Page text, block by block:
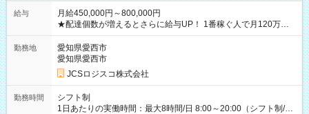
給与
月給450,000円～800,000円
★配達個数が増えるとさらに給与UP！ 1番稼ぐ人で月120万ほ
ど！ ・主要都市エリア 月収55万円／週5日稼働 月収65万~112
万円／週6日稼働 ・地方郊外エリア 月収40万円／週5日稼働 月
収40万円~50万円／週6日稼働 ＜モデルイメージ＞ ■月収50万
円 (27歳男性/江東区在住)※元建築関係 1日150個配達×25日勤務
(日休み) ■月収80万円(43歳男性/墨田区在住)※元営業 1日200個
勤務地
愛知県愛西市
愛知県愛西市
JCSロジスコ株式会社
勤務時間
シフト制
1日あたりの実働時間：最大8時間/日 8:00～20:00（シフト制/実